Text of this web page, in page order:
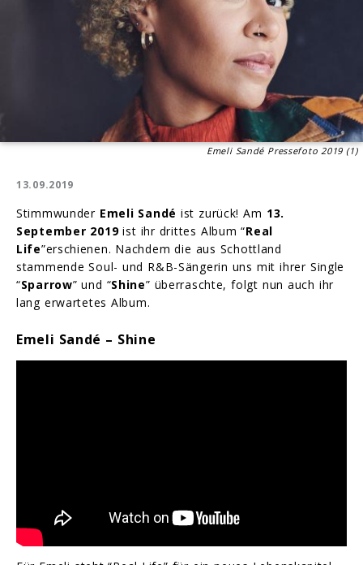
Emeli Sandé Pressefoto 2019 (1)
13.09.2019
Stimmwunder Emeli Sandé ist zurück! Am 13.
September 2019ist ihr drittes Album “Real
Life”erschienen. Nachdem die aus Schottland
stammende Soul- und R&B-Sängerin uns mit ihrer Single
“Sparrow” und “Shine” überraschte, folgt nun auch ihr
lang erwartetes Album.
Emeli Sandé – Shine